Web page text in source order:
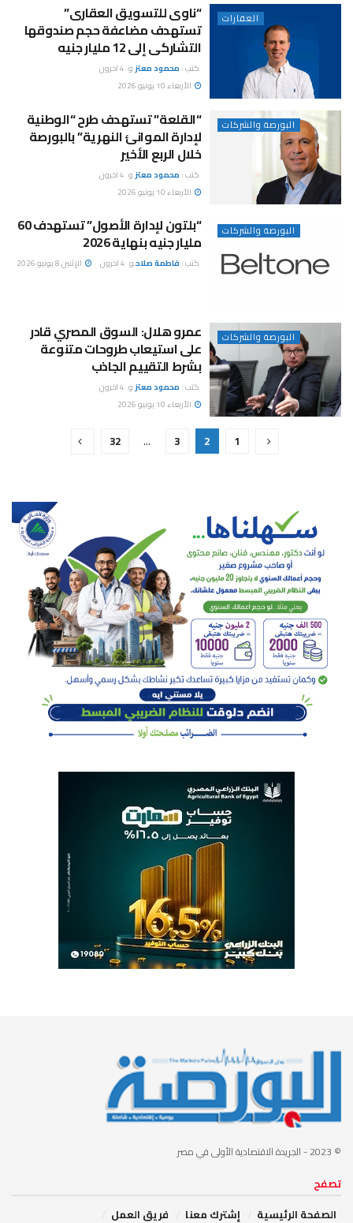
العقارات “ناوى للتسويق العقارى”
تستهدف مضاعفة حجم صندوقها
التشاركى إلى 12 مليار جنيه
كتب : محمود معتزو 4 اخرون
الأربعاء 10 يونيو 2026
البورصة والشركات “القلعة” تستهدف طرح “الوطنية
لإدارة الموانئ النهرية” بالبورصة
خلال الربع الأخير
كتب : محمود معتز و 4 اخرون
الأربعاء 10 يونيو 2026
البورصة والشركات “بلتون لإدارة الأصول” تستهدف 60
مليار جنيه بنهاية 2026
كتب : فاطمة صلاحو 4 اخرون الإثنين 8 يونيو 2026
البورصة والشركات عمرو هلال: السوق المصري قادر
على استيعاب طروحات متنوعة
بشرط التقييم الجاذب
كتب : محمود معتز و 4 اخرون
الأربعاء 10 يونيو 2026
1
2
3
…
32
© 2023 - الجريدة الاقتصادية الأولى في مصر
تصفح
الصفحة الرئيسية
إشترك معنا فريق العمل